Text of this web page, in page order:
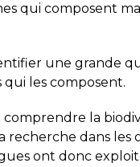
qui composent
une grande
qui les composent.
comprendre la
dans les
ont donc exploité